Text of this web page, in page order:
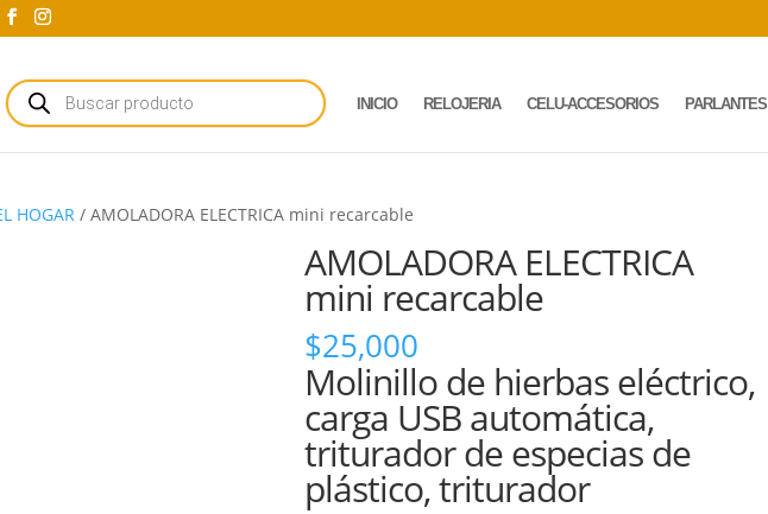
Búsqueda
de
productos
INICIO RELOJERIA CELU-ACCESORIOS PARLANTES
HOGAR / AMOLADORA ELECTRICA mini recarcable
AMOLADORA ELECTRICA
mini recarcable
$25,000
Molinillo de hierbas eléctrico,
carga USB automática,
triturador de especias de
plástico, triturador